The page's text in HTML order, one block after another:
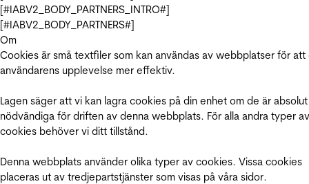
[#IABV2_BODY_PARTNERS_INTRO#]
[#IABV2_BODY_PARTNERS#]
Om
Cookies är små textfiler som kan användas av webbplatser för att
användarens upplevelse mer effektiv.
Lagen säger att vi kan lagra cookies på din enhet om de är absolut
nödvändiga för driften av denna webbplats. För alla andra typer av
cookies behöver vi ditt tillstånd.
Denna webbplats använder olika typer av cookies. Vissa cookies
placeras ut av tredjepartstjänster som visas på våra sidor.